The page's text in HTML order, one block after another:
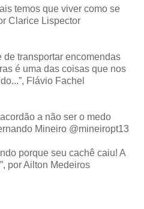
temos que viver como se
Clarice Lispector
de transportar encomendas
é uma das coisas que nos
Flávio Fachel
a não ser o medo
político um do outro.”, por Fernando Mineiro ‏@mineiropt13
porque seu cachê caiu! A
por Ailton Medeiros